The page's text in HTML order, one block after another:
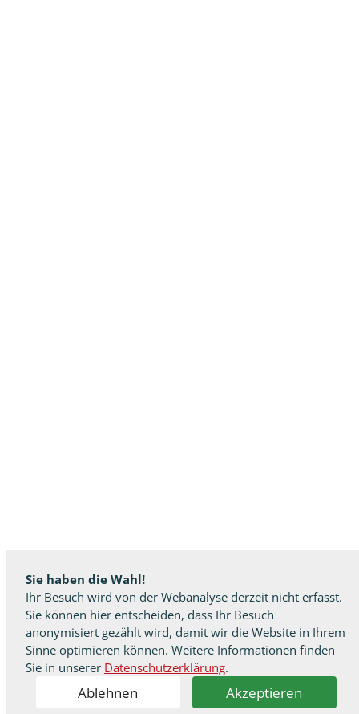
Sie haben die Wahl!
Ihr Besuch wird von der Webanalyse derzeit nicht erfasst.
Sie können hier entscheiden, dass Ihr Besuch
anonymisiert gezählt wird, damit wir die Website in Ihrem
Sinne optimieren können. Weitere Informationen finden
Sie in unserer Datenschutzerklärung.
Ablehnen Akzeptieren